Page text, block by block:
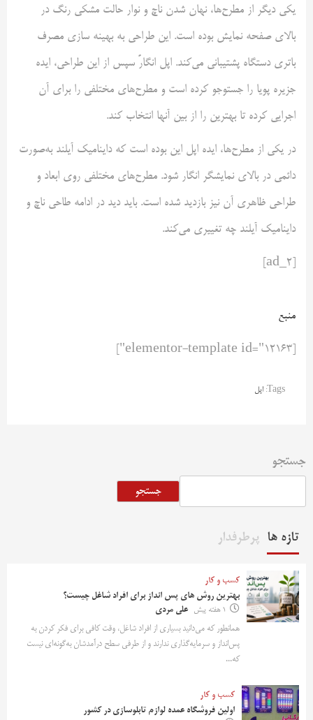
یکی دیگر از مطرح‌ها، نهان شدن ناچ و نوار حالت مشکی رنگ در
بالای صفحه نمایش بوده است. این طراحی به بهینه سازی مصرف
باتری دستگاه پشتیبانی می‌کند. اپل انگارً سپس از این طراحی، ایده
جزیره پویا را جستوجو کرده است و مطرح‌های مختلفی را برای آن
اجرایی کرده تا بهترین را از بین آنها انتخاب کند.
در یکی از مطرح‌ها، ایده اپل این بوده است که داینامیک آیلند به‌صورت
دائمی در بالای نمایشگر انگار شود. مطرح‌های مختلفی روی ابعاد و
طراحی ظاهری آن نیز بازدید شده است. باید دید در ادامه طاحی ناچ و
داینامیک آیلند چه تغییری می‌کند.
منبع
Tags: اپل
جستجو
جستجو
تازه ها پرطرفدار
کسب و کار
بهترین روش‌ های پس‌ انداز برای افراد شاغل چیست؟
1 هفته پیش
علی مردی
همانطور که می‌دانید بسیاری از افراد شاغل، وقت کافی برای فکر کردن به
پس‌انداز و سرمایه‌گذاری ندارند و از طرفی سطح درآمدشان به‌گونه‌ای نیست
که...
کسب و کار
اولین فروشگاه عمده لوازم تابلوسازی در کشور